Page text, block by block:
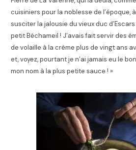
cuisiniers pour la noblesse de l’époque,
susciter la jalousie du vieux duc
petit Béchameil ! J’avais fait servir des
de volaille à la crème plus de vingt ans
et, voyez, pourtant je n’ai jamais eu le
mon nom à la plus petite sauce ! »